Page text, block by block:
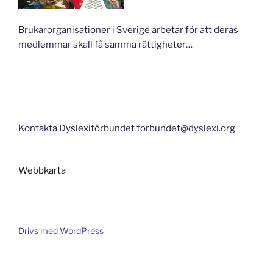
Brukarorganisationer i Sverige arbetar för att deras
medlemmar skall få samma rättigheter…
Kontakta Dyslexiförbundet forbundet@dyslexi.org
Webbkarta
Drivs med WordPress